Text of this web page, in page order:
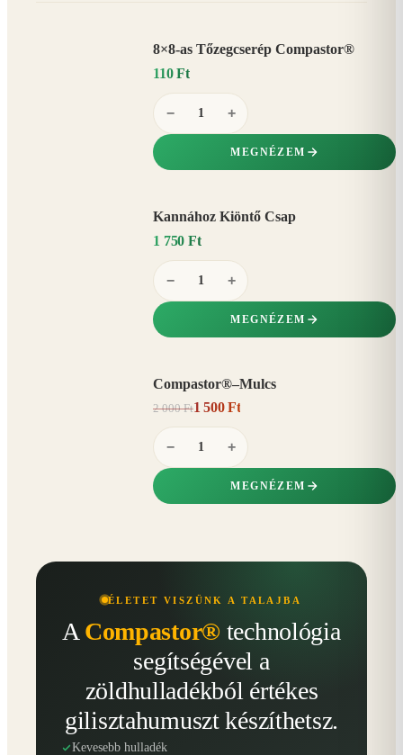
8×8-as Tőzegcserép Compastor®
110 Ft
− +
MEGNÉZEM
Kannához Kiöntő Csap
1 750 Ft
− +
MEGNÉZEM
Compastor®–Mulcs
2 000 Ft1 500 Ft
− +
MEGNÉZEM
ÉLETET VISZÜNK A TALAJBA
A Compastor® technológia
segítségével a
zöldhulladékból értékes
gilisztahumuszt készíthetsz.
Kevesebb hulladék